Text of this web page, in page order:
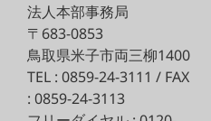
法人本部事務局
〒683-0853
鳥取県米子市両三柳1400
TEL : 0859-24-3111 / FAX
: 0859-24-3113